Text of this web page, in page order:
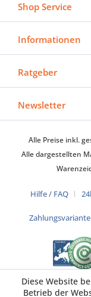
Shop Service
Informationen
Ratgeber
Newsletter
Alle Preise inkl.
Alle dargestellten
Hilfe / FAQ
Diese Website
Betrieb der